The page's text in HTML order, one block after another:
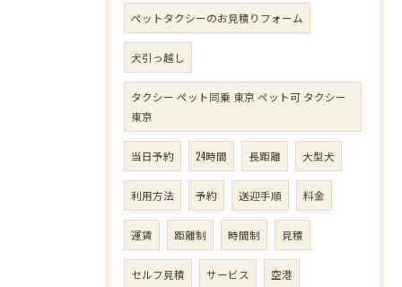
ペットタクシーのお見積りフォーム
犬引っ越し
タクシー ペット同乗 東京 ペット可 タクシー
東京
当日予約 24時間 長距離 大型犬
利用方法 予約 送迎手順 料金
運賃 距離制 時間制 見積
セルフ見積 サービス 空港